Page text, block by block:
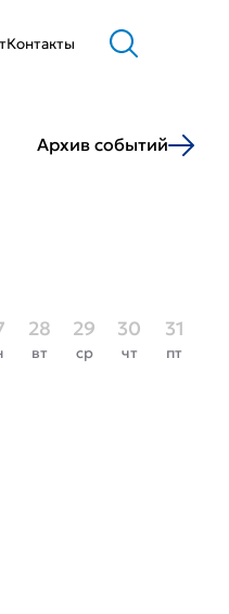
Контакты
Архив событий
28
вт
29
ср
30
чт
31
пт